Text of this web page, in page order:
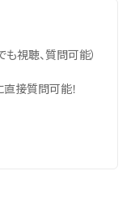
視聴、質問可能）
接質問可能！